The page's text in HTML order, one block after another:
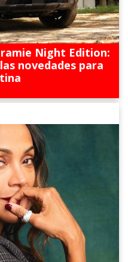
Night Edition:
novedades para